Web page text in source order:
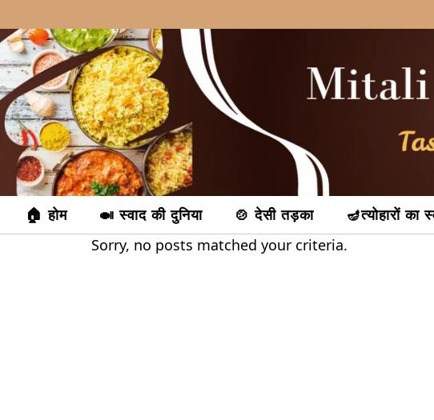
to
content
🏠 होम 🍛 स्वाद की दुनिया 🍲 देसी तड़का 🪔त्योहारों का
Sorry, no posts matched your criteria.